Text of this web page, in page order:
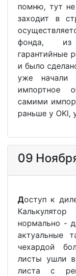
помню, тут
заходит в
фонда, из
гарантийные
и было
уже начали
импортное
самими
раньше у OKI,
09
Доступ к
нормально -
актуальные
чехардой
листы ушли
листа с